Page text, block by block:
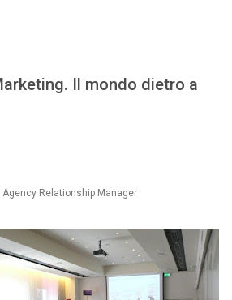
Il mondo dietro a
Relationship Manager